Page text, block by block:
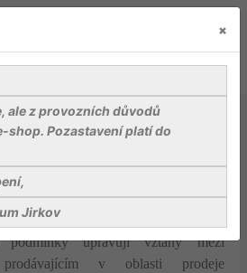
společnosti
zahrada s.r.o.
ustanovení
podmínky upravují vztahy mezi
v oblasti prodeje
×
ale z provozních důvodů
shop. Pozastavení platí do
Jirkov